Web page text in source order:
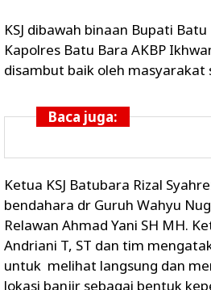
KSJ dibawah binaan Bupati
Kapolres Batu Bara AKBP
disambut baik oleh masyarakat
Baca juga:
Ketua KSJ Batubara Rizal
bendahara dr Guruh Wahyu
Relawan Ahmad Yani SH MH.
Andriani T, ST dan tim
untuk melihat langsung dan
lokasi banjir sebagai bentuk